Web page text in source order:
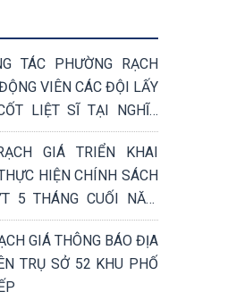
TÁC PHƯỜNG RẠCH
VIÊN CÁC ĐỘI LẤY
LIỆT SĨ TẠI NGHĨA
SĨ TỈNH AN GIANG
GIÁ TRIỂN KHAI
HIỆN CHÍNH SÁCH
5 THÁNG CUỐI NĂM
GIÁ THÔNG BÁO ĐỊA
TRỤ SỞ 52 KHU PHỐ